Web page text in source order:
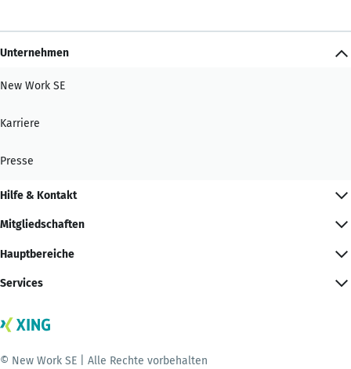
Unternehmen
New Work SE
Karriere
Presse
Hilfe & Kontakt
Mitgliedschaften
Hauptbereiche
Services
© New Work SE | Alle Rechte vorbehalten